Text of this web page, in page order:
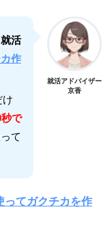
就活
作
け
で
て
就活アドバイザー
京香
ってガクチカを作